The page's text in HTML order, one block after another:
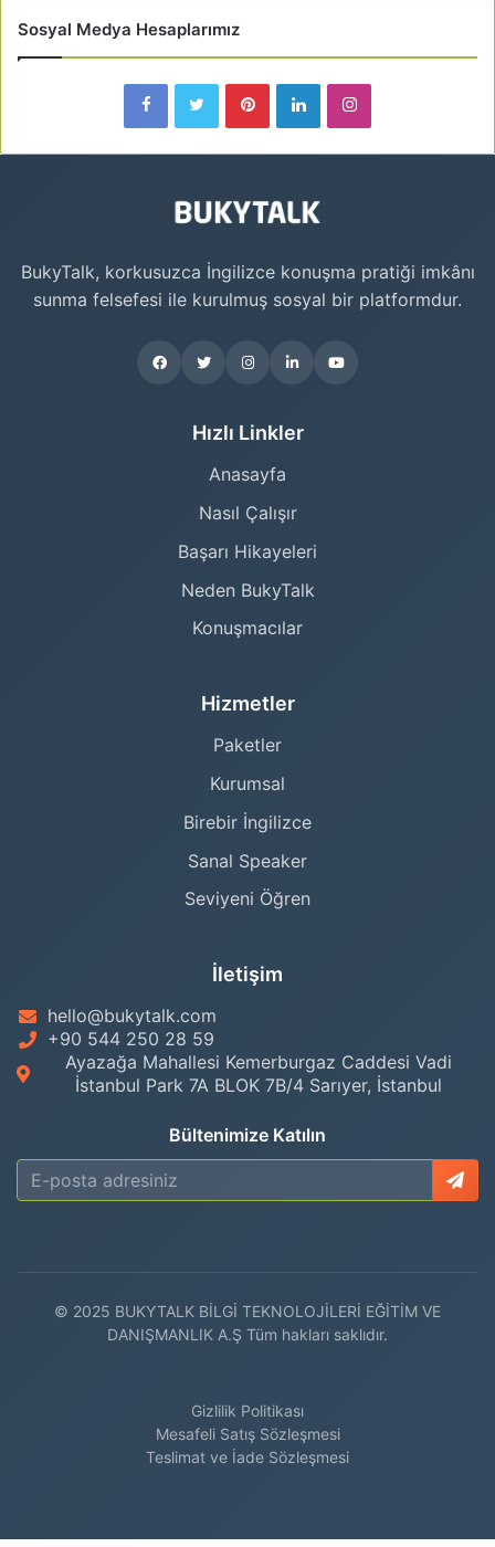
Sosyal Medya Hesaplarımız
BukyTalk, korkusuzca İngilizce konuşma pratiği imkânı
sunma felsefesi ile kurulmuş sosyal bir platformdur.
Hızlı Linkler
Anasayfa
Nasıl Çalışır
Başarı Hikayeleri
Neden BukyTalk
Konuşmacılar
Hizmetler
Paketler
Kurumsal
Birebir İngilizce
Sanal Speaker
Seviyeni Öğren
İletişim
hello@bukytalk.com
+90 544 250 28 59
Ayazağa Mahallesi Kemerburgaz Caddesi Vadi
İstanbul Park 7A BLOK 7B/4 Sarıyer, İstanbul
Bültenimize Katılın
© 2025 BUKYTALK BİLGİ TEKNOLOJİLERİ EĞİTİM VE
DANIŞMANLIK A.Ş Tüm hakları saklıdır.
Gizlilik Politikası
Mesafeli Satış Sözleşmesi
Teslimat ve İade Sözleşmesi